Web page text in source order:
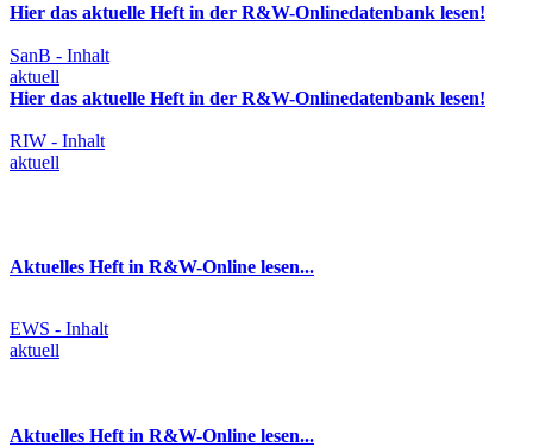
Hier das aktuelle Heft in der R&W-Onlinedatenbank lesen!
SanB - Inhalt
aktuell
Hier das aktuelle Heft in der R&W-Onlinedatenbank lesen!
RIW - Inhalt
aktuell
Aktuelles Heft in R&W-Online lesen...
EWS - Inhalt
aktuell
Aktuelles Heft in R&W-Online lesen...